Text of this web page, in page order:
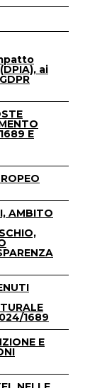
ai
E
AMBITO
1689
E